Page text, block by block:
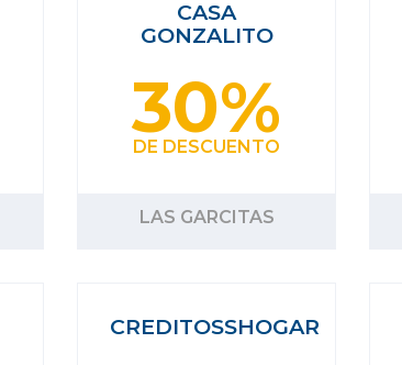
CASA
GONZALITO
30%
DE DESCUENTO
LAS GARCITAS
CREDITOSSHOGAR